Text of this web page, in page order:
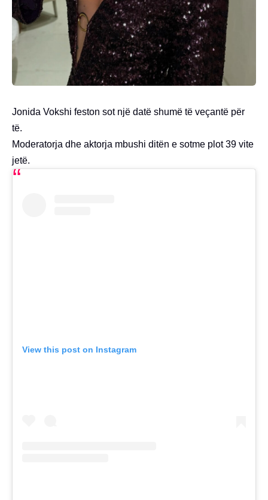
Jonida Vokshi feston sot një datë shumë të veçantë për
të.
Moderatorja dhe aktorja mbushi ditën e sotme plot 39 vite
jetë.
View this post on Instagram